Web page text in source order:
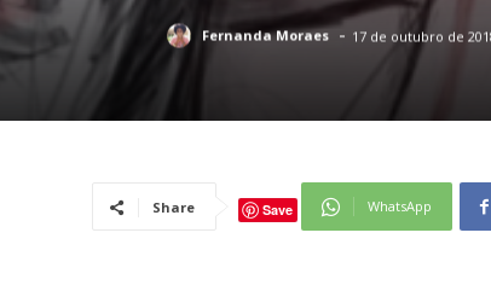
Fernanda Moraes - 17 de outubro de
Share Save WhatsApp